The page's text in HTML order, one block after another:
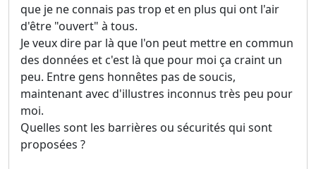
que je ne connais pas trop et en plus qui ont l'air
d'être "ouvert" à tous.
Je veux dire par là que l'on peut mettre en commun
des données et c'est là que pour moi ça craint un
peu. Entre gens honnêtes pas de soucis,
maintenant avec d'illustres inconnus très peu pour
moi.
Quelles sont les barrières ou sécurités qui sont
proposées ?